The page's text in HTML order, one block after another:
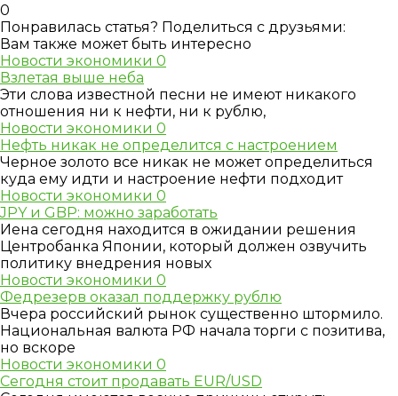
0
Понравилась статья? Поделиться с друзьями:
Вам также может быть интересно
Новости экономики 0
Взлетая выше неба
Эти слова известной песни не имеют никакого
отношения ни к нефти, ни к рублю,
Новости экономики 0
Нефть никак не определится с настроением
Черное золото все никак не может определиться
куда ему идти и настроение нефти подходит
Новости экономики 0
JPY и GBP: можно заработать
Иена сегодня находится в ожидании решения
Центробанка Японии, который должен озвучить
политику внедрения новых
Новости экономики 0
Федрезерв оказал поддержку рублю
Вчера российский рынок существенно штормило.
Национальная валюта РФ начала торги с позитива,
но вскоре
Новости экономики 0
Сегодня стоит продавать EUR/USD